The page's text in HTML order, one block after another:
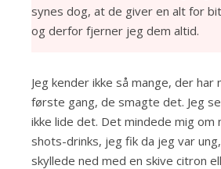
synes dog, at de giver en alt for
og derfor fjerner jeg dem altid.
Jeg kender ikke så mange, der har
første gang, de smagte det. Jeg
ikke lide det. Det mindede mig om
shots-drinks, jeg fik da jeg var
skyllede ned med en skive citron